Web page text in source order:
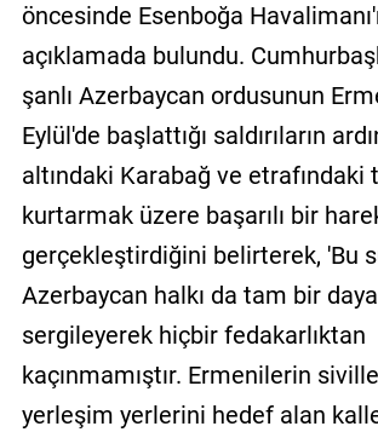
öncesinde Esenboğa
açıklamada bulundu.
şanlı Azerbaycan ordusunun
Eylül'de başlattığı saldırıların
altındaki Karabağ ve etrafındaki
kurtarmak üzere başarılı bir
gerçekleştirdiğini belirterek, 'Bu
Azerbaycan halkı da tam bir
sergileyerek hiçbir fedakarlıktan
kaçınmamıştır. Ermenilerin
yerleşim yerlerini hedef alan